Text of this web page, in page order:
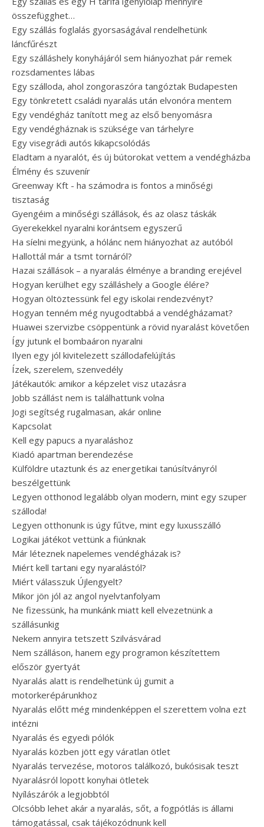
összefügghet…
Egy szállás foglalás gyorsaságával rendelhetünk
láncfűrészt
Egy szálláshely konyhájáról sem hiányozhat pár remek
rozsdamentes lábas
Egy szálloda, ahol zongoraszóra tangóztak Budapesten
Egy tönkretett családi nyaralás után elvonóra mentem
Egy vendégház tanított meg az első benyomásra
Egy vendégháznak is szüksége van tárhelyre
Egy visegrádi autós kikapcsolódás
Eladtam a nyaralót, és új bútorokat vettem a vendégházba
Élmény és szuvenír
Greenway Kft - ha számodra is fontos a minőségi
tisztaság
Gyengéim a minőségi szállások, és az olasz táskák
Gyerekekkel nyaralni korántsem egyszerű
Ha síelni megyünk, a hólánc nem hiányozhat az autóból
Hallottál már a tsmt tornáról?
Hazai szállások – a nyaralás élménye a branding erejével
Hogyan kerülhet egy szálláshely a Google élére?
Hogyan öltöztessünk fel egy iskolai rendezvényt?
Hogyan tenném még nyugodtabbá a vendégházamat?
Huawei szervizbe csöppentünk a rövid nyaralást követően
Így jutunk el bombaáron nyaralni
Ilyen egy jól kivitelezett szállodafelújítás
Ízek, szerelem, szenvedély
Játékautók: amikor a képzelet visz utazásra
Jobb szállást nem is találhattunk volna
Jogi segítség rugalmasan, akár online
Kapcsolat
Kell egy papucs a nyaraláshoz
Kiadó apartman berendezése
Külföldre utaztunk és az energetikai tanúsítványról
beszélgettünk
Legyen otthonod legalább olyan modern, mint egy szuper
szálloda!
Legyen otthonunk is úgy fűtve, mint egy luxusszálló
Logikai játékot vettünk a fiúnknak
Már léteznek napelemes vendégházak is?
Miért kell tartani egy nyaralástól?
Miért válasszuk Újlengyelt?
Mikor jön jól az angol nyelvtanfolyam
Ne fizessünk, ha munkánk miatt kell elvezetnünk a
szállásunkig
Nekem annyira tetszett Szilvásvárad
Nem szálláson, hanem egy programon készítettem
először gyertyát
Nyaralás alatt is rendelhetünk új gumit a
motorkerépárunkhoz
Nyaralás előtt még mindenképpen el szerettem volna ezt
intézni
Nyaralás és egyedi pólók
Nyaralás közben jött egy váratlan ötlet
Nyaralás tervezése, motoros találkozó, bukósisak teszt
Nyaralásról lopott konyhai ötletek
Nyílászárók a legjobbtól
Olcsóbb lehet akár a nyaralás, sőt, a fogpótlás is állami
támogatással, csak tájékozódnunk kell